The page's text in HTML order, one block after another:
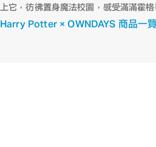
上它，彷彿置身魔法校園，感受滿滿霍
Harry Potter × OWNDAYS 商品一覽